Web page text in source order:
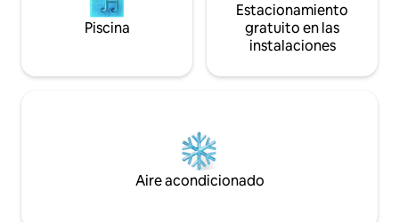
Piscina
Estacionamiento
gratuito en las
instalaciones
Aire acondicionado